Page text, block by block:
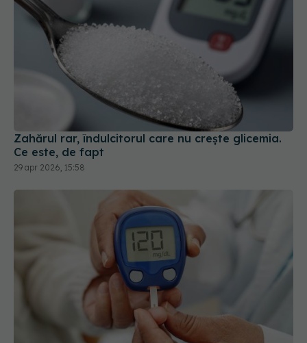
Zahărul rar, îndulcitorul care nu crește glicemia.
Ce este, de fapt
29 apr 2026, 15:58